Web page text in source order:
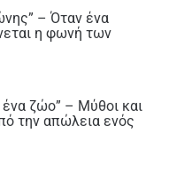
– Όταν ένα
η φωνή των
ζώο” – Μύθοι και
την απώλεια ενός